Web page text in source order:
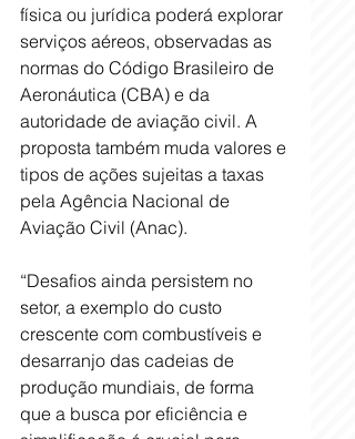
física ou jurídica poderá explorar
serviços aéreos, observadas as
normas do Código Brasileiro de
Aeronáutica (CBA) e da
autoridade de aviação civil. A
proposta também muda valores e
tipos de ações sujeitas a taxas
pela Agência Nacional de
Aviação Civil (Anac).
“Desafios ainda persistem no
setor, a exemplo do custo
crescente com combustíveis e
desarranjo das cadeias de
produção mundiais, de forma
que a busca por eficiência e